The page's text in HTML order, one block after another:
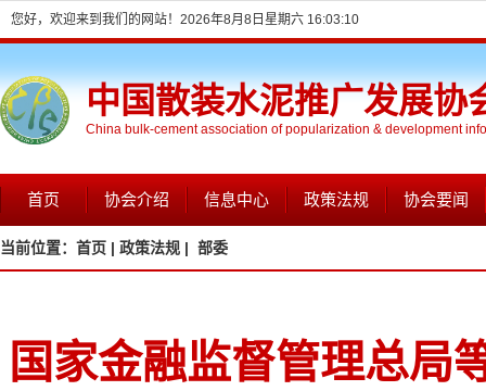
您好，欢迎来到我们的网站！ 2026年8月8日星期六 16:03:11
中国散装水泥推广发展协
China bulk-cement association of popularization & development
首页 协会介绍 信息中心 政策法规 协会要闻
当前位置： 首页 | 政策法规 | 部委
国家金融监督管理总局